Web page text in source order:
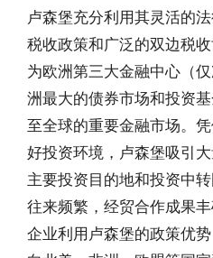
卢森堡充分利用其灵活的
税收政策和广泛的双边税
为欧洲第三大金融中心（
洲最大的债券市场和投资
至全球的重要金融市场。
好投资环境，卢森堡吸引
主要投资目的地和投资中
往来频繁，经贸合作成果
企业利用卢森堡的政策优